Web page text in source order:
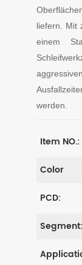
liefern. Mit
einem
werden.
Item NO.:
Color
PCD:
Segment: